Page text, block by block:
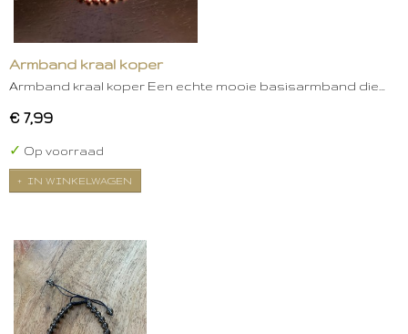
Armband kraal koper
Armband kraal koper Een echte mooie basisarmband die…
€ 7,99
✓ Op voorraad
IN WINKELWAGEN